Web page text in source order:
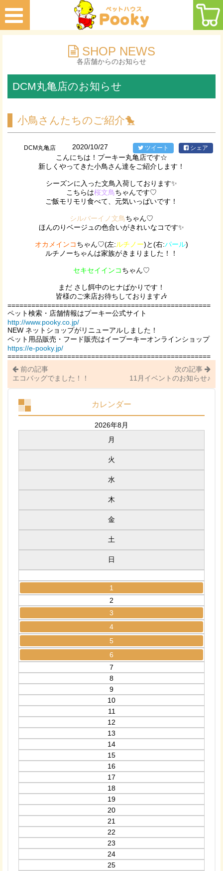
SHOP NEWS
各店舗からのお知らせ
DCM丸亀店のお知らせ
小鳥さんたちのご紹介🐤
DCM丸亀店 2020/10/27 ツイート シェア
こんにちは！プーキー丸亀店です☆
新しくやってきた小鳥さん達をご紹介します！
シーズンに入った文鳥入荷しております✨
こちらは桜文鳥ちゃんです♡
ご飯モリモリ食べて、元気いっぱいです！
シルバーイノ文鳥ちゃん♡
ほんのりベージュの色合いがきれいなコです✨
オカメインコちゃん♡(左:ルチノー)と(右:パール)
ルチノーちゃんは家族がきまりました！！
セキセイインコちゃん♡
まだ さし餌中のヒナばかりです！
皆様のご来店お待ちしております🎶
===================================================
ペット検索・店舗情報はプーキー公式サイト
http://www.pooky.co.jp/
NEW ネットショップがリニューアルしました！
ペット用品販売・フード販売はイープーキーオンラインショップ
https://e-pooky.jp/
===================================================
前の記事
エコバッグでました！！
次の記事
11月イベントのお知らせ♪
カレンダー
2026年8月
月
火
水
木
金
土
日
1
2
3
4
5
6
7
8
9
10
11
12
13
14
15
16
17
18
19
20
21
22
23
24
25